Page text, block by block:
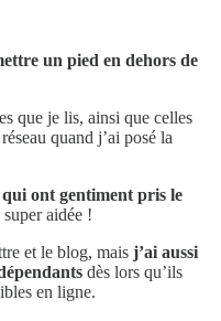
un pied en dehors de
que je lis, ainsi que celles
quand j’ai posé la
qui ont gentiment pris le
super aidée !
et le blog, mais j’ai aussi
dès lors qu’ils
en ligne.